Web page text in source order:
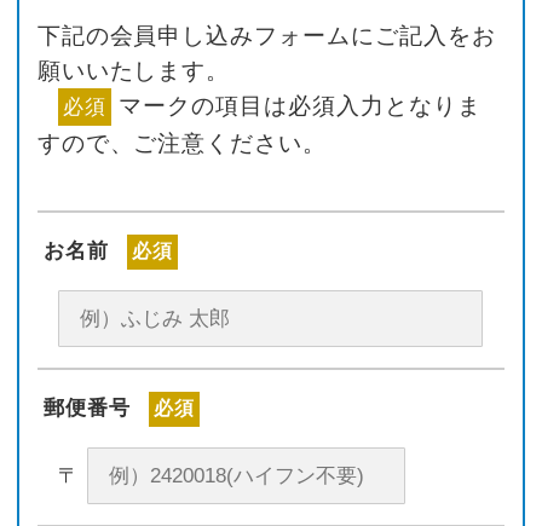
下記の会員申し込みフォームにご記入をお
願いいたします。
必須 マークの項目は必須入力となりま
すので、ご注意ください。
お名前 必須
郵便番号 必須
〒